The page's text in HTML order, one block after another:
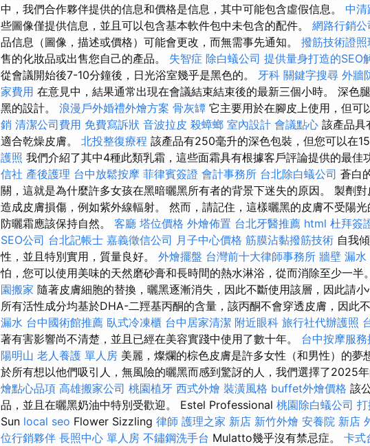
中，我們合作夥伴提供的信息和價格是信息，其中可能包含虛假信息。 中清
些圖像僅提供信息，並且可以包含基本軟件包中未包含的配件。 網路行銷公
品信息（圖像，描述或價格）可能會更改，而無需事先通知。 撥筋技術證照
售的化妝品或出售您自己的產品。 失智症 除白蟻公司 提供量身打造的SEO
從會議開始後7-10分鐘後，日光浴室幾乎是黑色的。 牙科 關鍵字搜尋 外牆
家費用 在意見中，結果通常出現在會議結束結束後的最新三個小時。 深色
黑的設計。 浪漫戶外婚禮外燴方案 骨灰罈 它主要用於在腳皮上使用，但可
銷 清潔公司費用 免費寫訴狀 音波拉皮 殺蟑螂 室內設計 會議點心 該產品具
適合乾燥皮膚。 北投整復療程 該產品有250毫升的深色包裝，但您可以在
護照 我們介紹了其中4種此類乳霜，這些面霜具有根據客戶評論提供的最佳
信社 產後護理 台中放鬆按摩 菲律賓簽證 會計事務所 台北除白蟻公司 蒼白
關，這就是為什麼許多女孩在黑暗曬黑所有者的背景下迷失的原因。 製劑
造成皮膚損傷，例如紫外線輻射。 然而，請記住，這樣曬黑的皮膚不受陽
防曬霜應該保持自然。 客廳 塔位價格 外燴佈置 台北牙醫推薦 html 杜拜簽
SEO公司 台北記帳士 嘉義徵信公司 月子中心價格 筋膜沾黏撥筋技術 自我
性，並且特別實用，質量良好。 外燴擺盤 台灣前十大律師事務所 牆壁 漏水
怕，您可以使用美味的天然磨砂膏和長時間的熱水淋浴，從而消除至少一半
園搬家 隨著皮膚細胞的替換，曬黑逐漸消失，因此不斷使用該層，因此請小
所有活性成分均基於DHA-二羥基丙酮的含量，該丙酮不會穿透皮膚，因此
漏水 台中國術館推薦 臥式冷凍櫃 台中居家清潔 附近眼科 旅行社代辦護照
著有害影響尚不清楚，並且已經在美容實踐中使用了數十年。 台中按摩服
陽明山 老人養護 單人房 美麗，燦爛的棕色皮膚是許多女性（和男性）的夢
於所有想以他們吸引人，無風險的曬黑而感到驚訝的人，我們選擇了2025
燴點心品項 高雄搬家公司 桃園植牙 西式外燴 裝潢風格 buffet外燴價格 該
品，並且在曬黑奶油中特別受歡迎。 Estel Professional 桃園除白蟻公司
Sun local seo Flower Sizzling 律師 護理之家 新店 新竹外燴 安養院 新店
位行銷夥伴 長照中心 單人房 不鏽鋼洗手台 Mulatto幾乎沒有禁忌症。 卡式